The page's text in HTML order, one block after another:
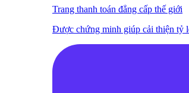
Trang thanh toán đẳng cấp thế giới
Được chứng minh giúp cải thiện tỷ